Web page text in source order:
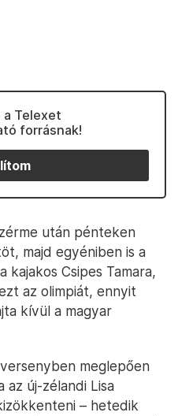
Telexet
forrásnak!
után pénteken
majd egyéniben is a
kajakos Csipes Tamara,
az olimpiát, ennyit
kívül a magyar
meglepően
az új-zélandi Lisa
– hetedik